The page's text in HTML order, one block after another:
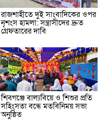
রাজশাহীতে দুই সাংবাদিকের ওপর
নৃশংস হামলা: সন্ত্রাসীদের দ্রুত
গ্রেফতারের দাবি
শিবগঞ্জে বাল্যবিয়ে ও শিশুর প্রতি
সহিংসতা বন্ধে মতবিনিময় সভা
অনুষ্ঠিত